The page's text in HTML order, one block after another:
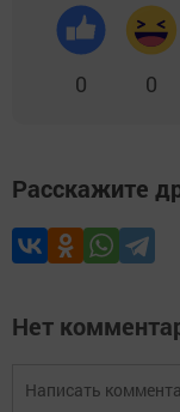
0 0
Расскажите
Нет